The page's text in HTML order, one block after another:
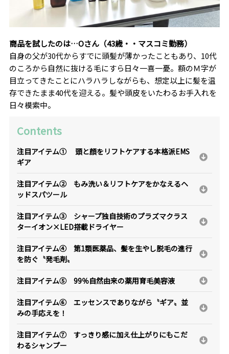
商品を試したのは…Oさん（43歳・・マスコミ勤務）
自身の父が30代からすでに頭髪が薄かったこともあり、10代
のころから自然に抜ける毛にすら日々一喜一憂。額のＭ字が
目立ってきたことにハラハラしながらも、想定以上に髪を温
存できたまま40代を迎える。髪や頭皮をいたわるお手入れを
日々模索中。
Contents
注目アイテム① 頭と顔をリフトケアする本格派EMS
ギア
注目アイテム② もみ洗い＆リフトケアをかなえるヘ
ッドスパツール
注目アイテム③ シャープ独自技術のプラズマクラス
ターイオン×LED搭載ドライヤー
注目アイテム④ 第1類医薬品、髪を生やし脱毛の進行
を防ぐ〝発毛剤〟
注目アイテム⑤ 99％自然由来の薬用育毛美容液
注目アイテム⑥ エッセンスでありながら〝ギア〟並
みの手応えを！
注目アイテム⑦ すっきり感に加え仕上がりにもこだ
わるシャンプー